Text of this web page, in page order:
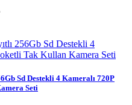
Sd Destekli 4 Kameralı 720P
Seti